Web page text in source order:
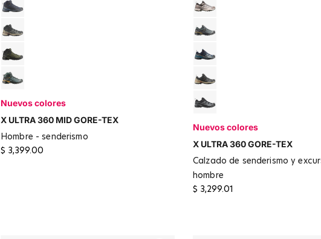
Maritime Blue / Mood Indigo
Phantom / Desert Tan / Rum Raisin
Olive Night / Black
Urban Chic / Black
Nuevos colores
X ULTRA 360 MID GORE-TEX
hombre - senderismo
$ 3,399.00
Cloudburst / Silver Cloud /
Urban Chic / Black /
Blue Nights / Dark Navy
Phantom / Safari /
Black / Fiery Red / Ftw
Nuevos colores
X ULTRA 360 GORE-TEX
calzado de senderismo y excursionismo -
hombre
$ 3,299.01